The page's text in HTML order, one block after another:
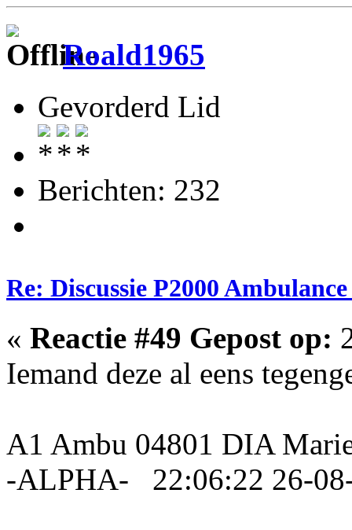
Roald1965
Gevorderd Lid
Berichten: 232
Re: Discussie P2000
« Reactie #49 Gepost op:
Iemand deze al eens
A1 Ambu 04801 DIA
-ALPHA- 22:06:22 26-